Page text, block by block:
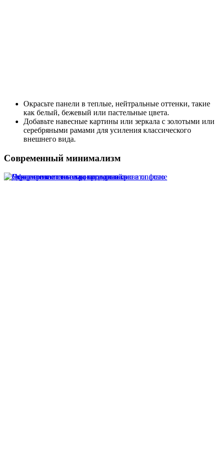
Окрасьте панели в теплые, нейтральные оттенки, такие
как белый, бежевый или пастельные цвета.
Добавьте навесные картины или зеркала с золотыми или
серебряными рамами для усиления классического
внешнего вида.
Современный минимализм